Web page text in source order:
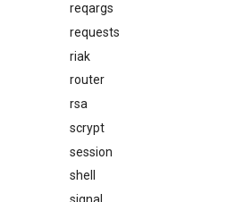
reqargs
requests
riak
router
rsa
scrypt
session
shell